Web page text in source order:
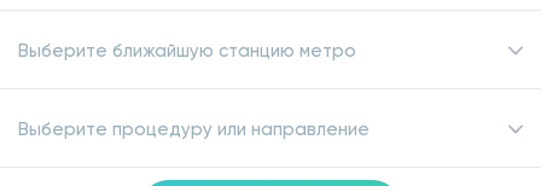
Выберите ближайшую станцию метро
Выберите процедуру или направление